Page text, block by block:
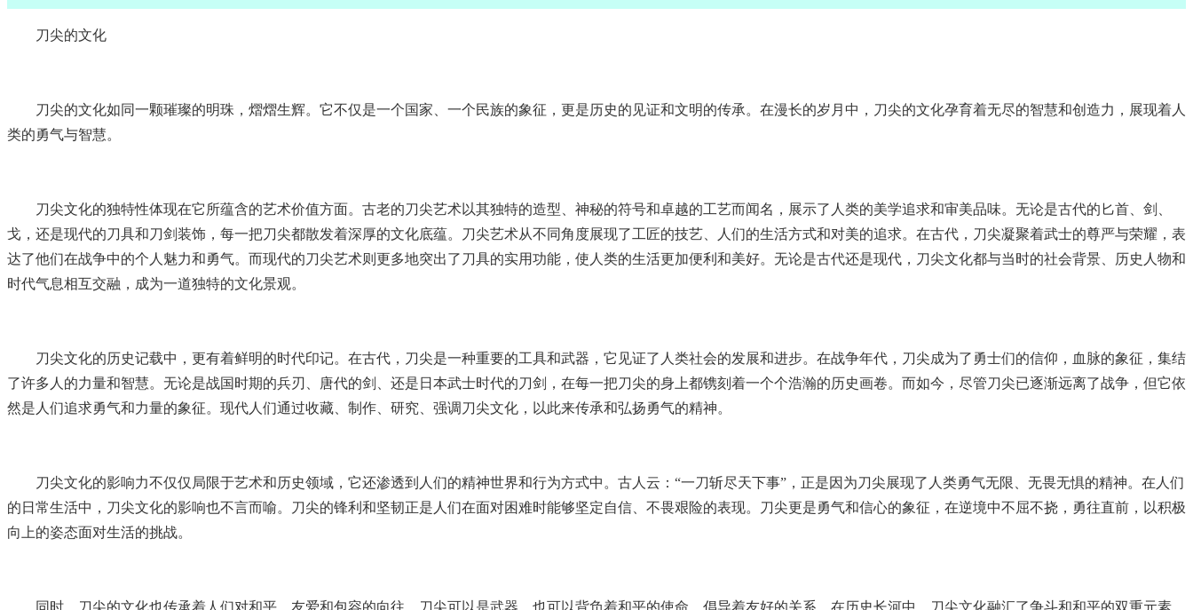
刀尖的文化
刀尖的文化如同一颗璀璨的明珠，熠熠生辉。它不仅是一个国家、一个民族的象征，更是历史的见证和文明的传承。在漫长的岁月中，刀尖的文化孕育着无尽的智慧和创造力，展现着人
类的勇气与智慧。
刀尖文化的独特性体现在它所蕴含的艺术价值方面。古老的刀尖艺术以其独特的造型、神秘的符号和卓越的工艺而闻名，展示了人类的美学追求和审美品味。无论是古代的匕首、剑、
戈，还是现代的刀具和刀剑装饰，每一把刀尖都散发着深厚的文化底蕴。刀尖艺术从不同角度展现了工匠的技艺、人们的生活方式和对美的追求。在古代，刀尖凝聚着武士的尊严与荣耀，表
达了他们在战争中的个人魅力和勇气。而现代的刀尖艺术则更多地突出了刀具的实用功能，使人类的生活更加便利和美好。无论是古代还是现代，刀尖文化都与当时的社会背景、历史人物和
时代气息相互交融，成为一道独特的文化景观。
刀尖文化的历史记载中，更有着鲜明的时代印记。在古代，刀尖是一种重要的工具和武器，它见证了人类社会的发展和进步。在战争年代，刀尖成为了勇士们的信仰，血脉的象征，集结
了许多人的力量和智慧。无论是战国时期的兵刃、唐代的剑、还是日本武士时代的刀剑，在每一把刀尖的身上都镌刻着一个个浩瀚的历史画卷。而如今，尽管刀尖已逐渐远离了战争，但它依
然是人们追求勇气和力量的象征。现代人们通过收藏、制作、研究、强调刀尖文化，以此来传承和弘扬勇气的精神。
刀尖文化的影响力不仅仅局限于艺术和历史领域，它还渗透到人们的精神世界和行为方式中。古人云：“一刀斩尽天下事”，正是因为刀尖展现了人类勇气无限、无畏无惧的精神。在人们
的日常生活中，刀尖文化的影响也不言而喻。刀尖的锋利和坚韧正是人们在面对困难时能够坚定自信、不畏艰险的表现。刀尖更是勇气和信心的象征，在逆境中不屈不挠，勇往直前，以积极
向上的姿态面对生活的挑战。